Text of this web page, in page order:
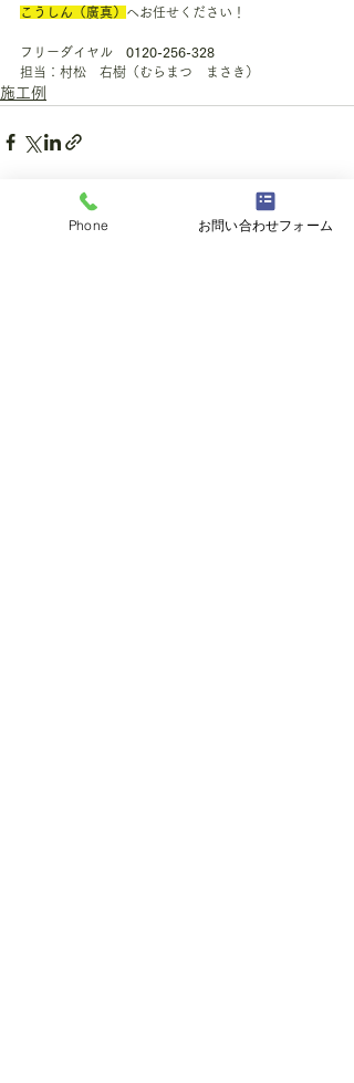
こうしん（廣真） へお任せください！
フリーダイヤル 0120-256-328
担当：村松　右樹（むらまつ　まさき）
施工例
Phone お問い合わせフォーム